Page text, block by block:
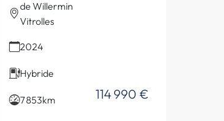
de Willermin
Vitrolles
2024
Hybride
7 853km 114 990 €